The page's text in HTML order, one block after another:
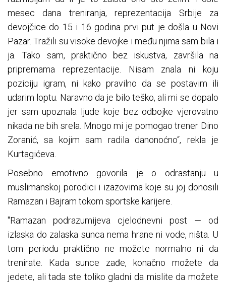
mesec dana treniranja, reprezentacija Srbije za
devojčice do 15 i 16 godina prvi put je došla u Novi
Pazar. Tražili su visoke devojke i među njima sam bila i
ja. Tako sam, praktično bez iskustva, završila na
pripremama reprezentacije. Nisam znala ni koju
poziciju igram, ni kako pravilno da se postavim ili
udarim loptu. Naravno da je bilo teško, ali mi se dopalo
jer sam upoznala ljude koje bez odbojke vjerovatno
nikada ne bih srela. Mnogo mi je pomogao trener Dino
Zoranić, sa kojim sam radila danonoćno“, rekla je
Kurtagićeva.
Posebno emotivno govorila je o odrastanju u
muslimanskoj porodici i izazovima koje su joj donosili
Ramazan i Bajram tokom sportske karijere.
"Ramazan podrazumijeva cjelodnevni post — od
izlaska do zalaska sunca nema hrane ni vode, ništa. U
tom periodu praktično ne možete normalno ni da
trenirate. Kada sunce zađe, konačno možete da
jedete, ali tada ste toliko gladni da mislite da možete